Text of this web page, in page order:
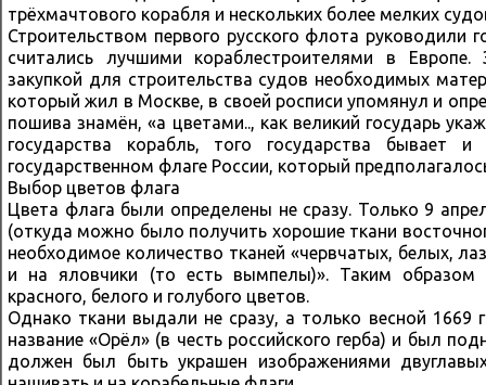
трёхмачтового корабля и нескольких более мелких
Строительством первого русского флота руководили
считались лучшими кораблестроителями в
закупкой для строительства судов необходимых
который жил в Москве, в своей росписи упомянул и
пошива знамён, «а цветами.., как великий государь
государства корабль, того государства
государственном флаге России, который
Выбор цветов флага
Цвета флага были определены не сразу. Только 9
(откуда можно было получить хорошие ткани
необходимое количество тканей «червчатых, белых,
и на яловчики (то есть вымпелы)». Таким образом
красного, белого и голубого цветов.
Однако ткани выдали не сразу, а только весной 1669
название «Орёл» (в честь российского герба) и был
должен был быть украшен изображениями